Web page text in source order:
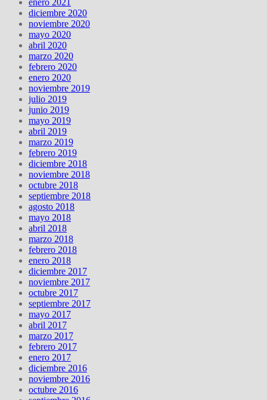
enero 2021
diciembre 2020
noviembre 2020
mayo 2020
abril 2020
marzo 2020
febrero 2020
enero 2020
noviembre 2019
julio 2019
junio 2019
mayo 2019
abril 2019
marzo 2019
febrero 2019
diciembre 2018
noviembre 2018
octubre 2018
septiembre 2018
agosto 2018
mayo 2018
abril 2018
marzo 2018
febrero 2018
enero 2018
diciembre 2017
noviembre 2017
octubre 2017
septiembre 2017
mayo 2017
abril 2017
marzo 2017
febrero 2017
enero 2017
diciembre 2016
noviembre 2016
octubre 2016